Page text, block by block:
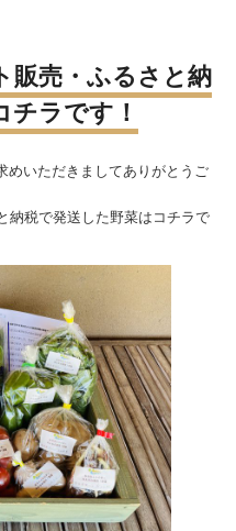
販売・ふるさと納
ラです！
めいただきましてありがとうご
納税で発送した野菜はコチラで